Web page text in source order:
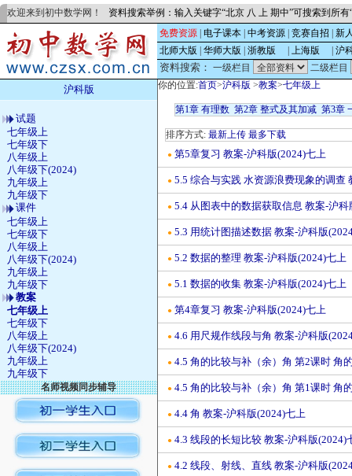
欢迎来到初中数学网！ 资料搜索举例：输入关键字“北京 八 上 期中”可搜索到所
免费资源 电子课本 中考资源 竞赛自招
新
北师大版
华师大版 浙教版 上海版 沪
资料搜索： 一级栏目 二级栏目
沪科版
试题
七年级上
七年级下
八年级上
八年级下(2024)
九年级上
九年级下
课件
七年级上
七年级下
八年级上
八年级下(2024)
九年级上
九年级下
教案
七年级上
七年级下
八年级上
八年级下(2024)
九年级上
九年级下
名师视频同步辅导
你的位置:首页>沪科版 >教案>七年级上
第1章 有理数 第2章 整式及其加减 第3章
排序方式: 最新上传 最多下载
● 第5章复习 教案-沪科版(2024)七上
● 5.5 综合与实践 水资源浪费现象的调查
● 5.4 从图表中的数据获取信息 教案-沪科
● 5.3 用统计图描述数据 教案-沪科版
● 5.2 数据的整理 教案-沪科版(2024)七上
● 5.1 数据的收集 教案-沪科版(2024)七上
● 第4章复习 教案-沪科版(2024)七上
● 4.6 用尺规作线段与角 教案-沪科版
● 4.5 角的比较与补（余）角 第2课时 角
● 4.5 角的比较与补（余）角 第1课时 角
● 4.4 角 教案-沪科版(2024)七上
● 4.3 线段的长短比较 教案-沪科版(2024)
● 4.2 线段、射线、直线 教案-沪科版